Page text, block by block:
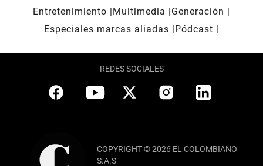
Entretenimiento
Multimedia
Generación
Especiales marcas aliadas
Pódcast
REDES SOCIALES
COPYRIGHT © 2026 EL COLOMBIANO
S.A.S